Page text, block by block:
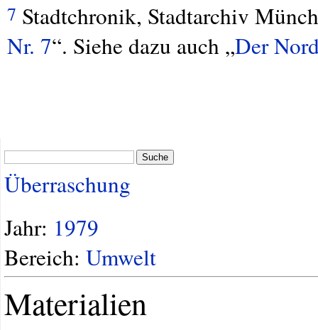
7 Stadtchronik, Stadtarchiv
Nr. 7“. Siehe dazu auch „Der
Suche
Überraschung
Jahr: 1979
Bereich: Umwelt
Materialien